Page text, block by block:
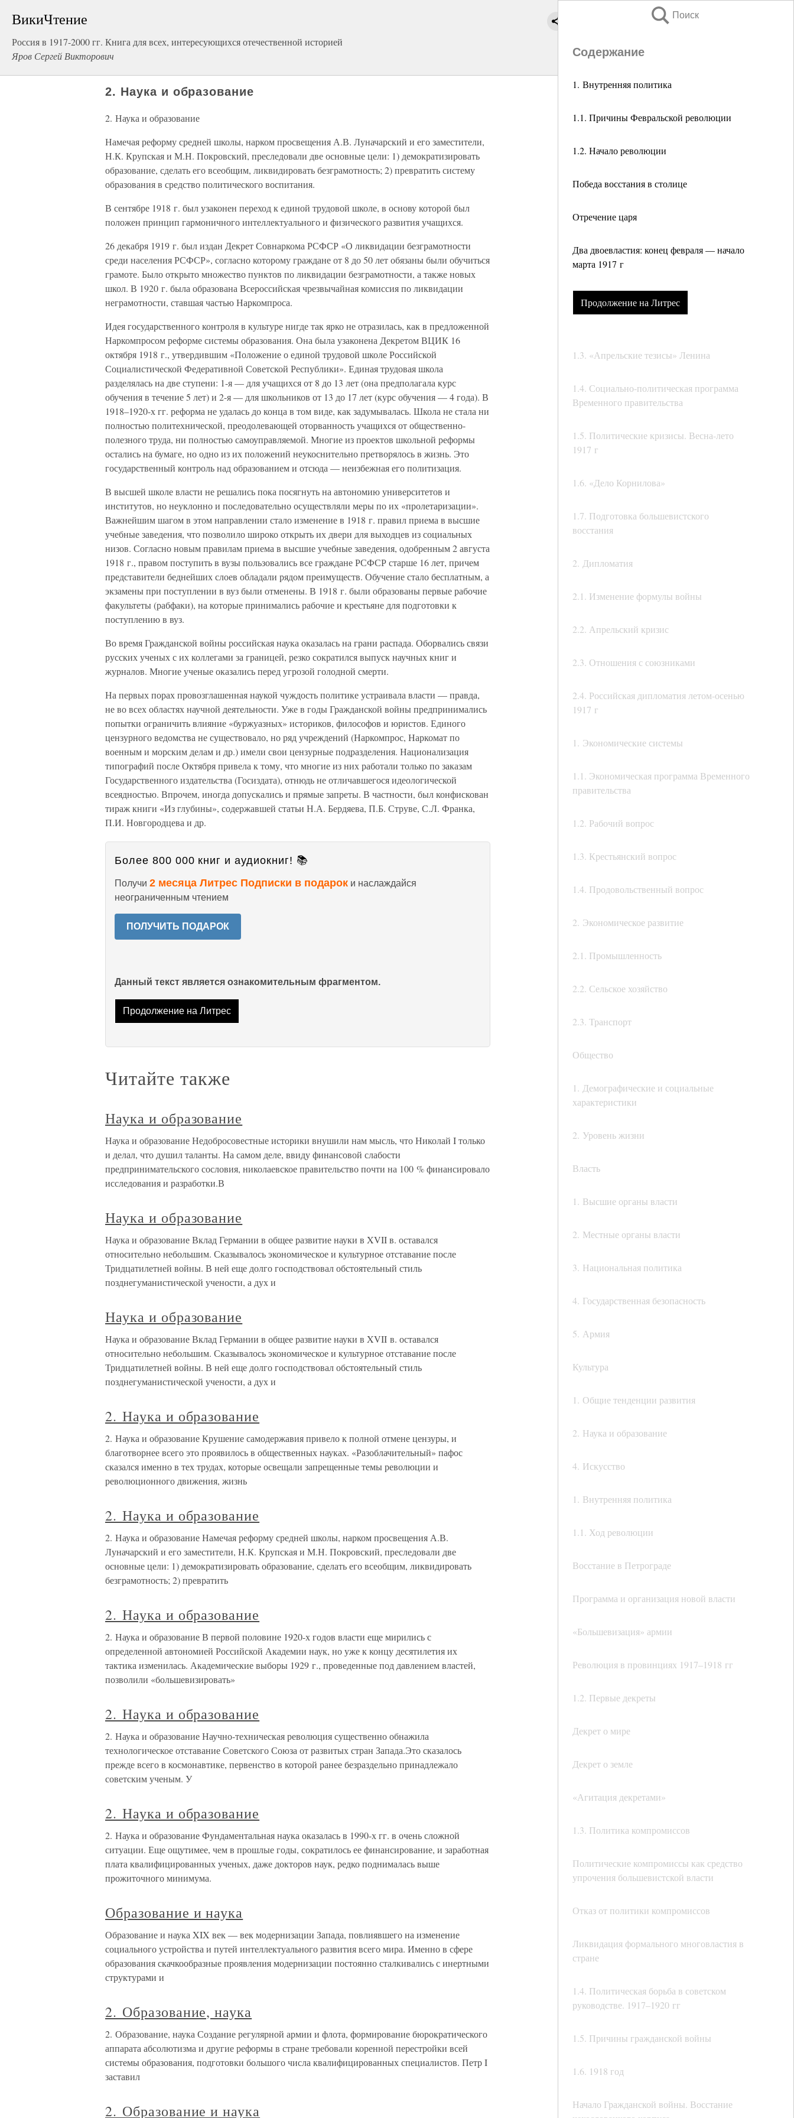
ВикиЧтение
Россия в 1917-2000 гг. Книга для всех, интересующихся отечественной историей
Яров Сергей Викторович
Поиск
Содержание
1. Внутренняя политика
1.1. Причины Февральской революции
1.2. Начало революции
Победа восстания в столице
Отречение царя
Два двоевластия: конец февраля — начало
марта 1917 г
Продолжение на Литрес
1.3. «Апрельские тезисы» Ленина
1.4. Социально-политическая программа
Временного правительства
1.5. Политические кризисы. Весна-лето
1917 г
1.6. «Дело Корнилова»
1.7. Подготовка большевистского
восстания
2. Дипломатия
2.1. Изменение формулы войны
2.2. Апрельский кризис
2.3. Отношения с союзниками
2.4. Российская дипломатия летом-осенью
1917 г
1. Экономические системы
1.1. Экономическая программа Временного
правительства
1.2. Рабочий вопрос
1.3. Крестьянский вопрос
1.4. Продовольственный вопрос
2. Экономическое развитие
2.1. Промышленность
2.2. Сельское хозяйство
2.3. Транспорт
Общество
1. Демографические и социальные
характеристики
2. Уровень жизни
Власть
1. Высшие органы власти
2. Местные органы власти
3. Национальная политика
4. Государственная безопасность
5. Армия
Культура
1. Общие тенденции развития
2. Наука и образование
4. Искусство
1. Внутренняя политика
1.1. Ход революции
Восстание в Петрограде
Программа и организация новой власти
«Большевизация» армии
Революция в провинциях 1917–1918 гг
1.2. Первые декреты
Декрет о мире
Декрет о земле
«Агитация декретами»
1.3. Политика компромиссов
Политические компромиссы как средство
упрочения большевистской власти
Отказ от политики компромиссов
Ликвидация формального многовластия в
стране
1.4. Политическая борьба в советском
руководстве. 1917–1920 гг
1.5. Причины гражданской войны
1.6. 1918 год
Начало Гражданской войны. Восстание
2. Наука и образование
2. Наука и образование
Намечая реформу средней школы, нарком просвещения А.В. Луначарский и его заместители,
Н.К. Крупская и М.Н. Покровский, преследовали две основные цели: 1) демократизировать
образование, сделать его всеобщим, ликвидировать безграмотность; 2) превратить систему
образования в средство политического воспитания.
В сентябре 1918 г. был узаконен переход к единой трудовой школе, в основу которой был
положен принцип гармоничного интеллектуального и физического развития учащихся.
26 декабря 1919 г. был издан Декрет Совнаркома РСФСР «О ликвидации безграмотности
среди населения РСФСР», согласно которому граждане от 8 до 50 лет обязаны были обучиться
грамоте. Было открыто множество пунктов по ликвидации безграмотности, а также новых
школ. В 1920 г. была образована Всероссийская чрезвычайная комиссия по ликвидации
неграмотности, ставшая частью Наркомпроса.
Идея государственного контроля в культуре нигде так ярко не отразилась, как в предложенной
Наркомпросом реформе системы образования. Она была узаконена Декретом ВЦИК 16
октября 1918 г., утвердившим «Положение о единой трудовой школе Российской
Социалистической Федеративной Советской Республики». Единая трудовая школа
разделялась на две ступени: 1-я — для учащихся от 8 до 13 лет (она предполагала курс
обучения в течение 5 лет) и 2-я — для школьников от 13 до 17 лет (курс обучения — 4 года). В
1918–1920-х гг. реформа не удалась до конца в том виде, как задумывалась. Школа не стала ни
полностью политехнической, преодолевающей оторванность учащихся от общественно-
полезного труда, ни полностью самоуправляемой. Многие из проектов школьной реформы
остались на бумаге, но одно из их положений неукоснительно претворялось в жизнь. Это
государственный контроль над образованием и отсюда — неизбежная его политизация.
В высшей школе власти не решались пока посягнуть на автономию университетов и
институтов, но неуклонно и последовательно осуществляли меры по их «пролетаризации».
Важнейшим шагом в этом направлении стало изменение в 1918 г. правил приема в высшие
учебные заведения, что позволило широко открыть их двери для выходцев из социальных
низов. Согласно новым правилам приема в высшие учебные заведения, одобренным 2 августа
1918 г., правом поступить в вузы пользовались все граждане РСФСР старше 16 лет, причем
представители беднейших слоев обладали рядом преимуществ. Обучение стало бесплатным, а
экзамены при поступлении в вуз были отменены. В 1918 г. были образованы первые рабочие
факультеты (рабфаки), на которые принимались рабочие и крестьяне для подготовки к
поступлению в вуз.
Во время Гражданской войны российская наука оказалась на грани распада. Оборвались связи
русских ученых с их коллегами за границей, резко сократился выпуск научных книг и
журналов. Многие ученые оказались перед угрозой голодной смерти.
На первых порах провозглашенная наукой чуждость политике устраивала власти — правда,
не во всех областях научной деятельности. Уже в годы Гражданской войны предпринимались
попытки ограничить влияние «буржуазных» историков, философов и юристов. Единого
цензурного ведомства не существовало, но ряд учреждений (Наркомпрос, Наркомат по
военным и морским делам и др.) имели свои цензурные подразделения. Национализация
типографий после Октября привела к тому, что многие из них работали только по заказам
Государственного издательства (Госиздата), отнюдь не отличавшегося идеологической
всеядностью. Впрочем, иногда допускались и прямые запреты. В частности, был конфискован
тираж книги «Из глубины», содержавшей статьи Н.А. Бердяева, П.Б. Струве, С.Л. Франка,
П.И. Новгородцева и др.
Более 800 000 книг и аудиокниг! 📚
Получи 2 месяца Литрес Подписки в подарок и наслаждайся
неограниченным чтением
ПОЛУЧИТЬ ПОДАРОК
Данный текст является ознакомительным фрагментом.
Продолжение на Литрес
Читайте также
Наука и образование
Наука и образование Недобросовестные историки внушили нам мысль, что Николай I только
и делал, что душил таланты. На самом деле, ввиду финансовой слабости
предпринимательского сословия, николаевское правительство почти на 100 % финансировало
исследования и разработки.В
Наука и образование
Наука и образование Вклад Германии в общее развитие науки в XVII в. оставался
относительно небольшим. Сказывалось экономическое и культурное отставание после
Тридцатилетней войны. В ней еще долго господствовал обстоятельный стиль
позднегуманистической учености, а дух и
Наука и образование
Наука и образование Вклад Германии в общее развитие науки в XVII в. оставался
относительно небольшим. Сказывалось экономическое и культурное отставание после
Тридцатилетней войны. В ней еще долго господствовал обстоятельный стиль
позднегуманистической учености, а дух и
2. Наука и образование
2. Наука и образование Крушение самодержавия привело к полной отмене цензуры, и
благотворнее всего это проявилось в общественных науках. «Разоблачительный» пафос
сказался именно в тех трудах, которые освещали запрещенные темы революции и
революционного движения, жизнь
2. Наука и образование
2. Наука и образование Намечая реформу средней школы, нарком просвещения А.В.
Луначарский и его заместители, Н.К. Крупская и М.Н. Покровский, преследовали две
основные цели: 1) демократизировать образование, сделать его всеобщим, ликвидировать
безграмотность; 2) превратить
2. Наука и образование
2. Наука и образование В первой половине 1920-х годов власти еще мирились с
определенной автономией Российской Академии наук, но уже к концу десятилетия их
тактика изменилась. Академические выборы 1929 г., проведенные под давлением властей,
позволили «большевизировать»
2. Наука и образование
2. Наука и образование Научно-техническая революция существенно обнажила
технологическое отставание Советского Союза от развитых стран Запада.Это сказалось
прежде всего в космонавтике, первенство в которой ранее безраздельно принадлежало
советским ученым. У
2. Наука и образование
2. Наука и образование Фундаментальная наука оказалась в 1990-х гг. в очень сложной
ситуации. Еще ощутимее, чем в прошлые годы, сократилось ее финансирование, и заработная
плата квалифицированных ученых, даже докторов наук, редко поднималась выше
прожиточного минимума.
Образование и наука
Образование и наука XIX век — век модернизации Запада, повлиявшего на изменение
социального устройства и путей интеллектуального развития всего мира. Именно в сфере
образования скачкообразные проявления модернизации постоянно сталкивались с инертными
структурами и
2. Образование, наука
2. Образование, наука Создание регулярной армии и флота, формирование бюрократического
аппарата абсолютизма и другие реформы в стране требовали коренной перестройки всей
системы образования, подготовки большого числа квалифицированных специалистов. Петр I
заставил
2. Образование и наука